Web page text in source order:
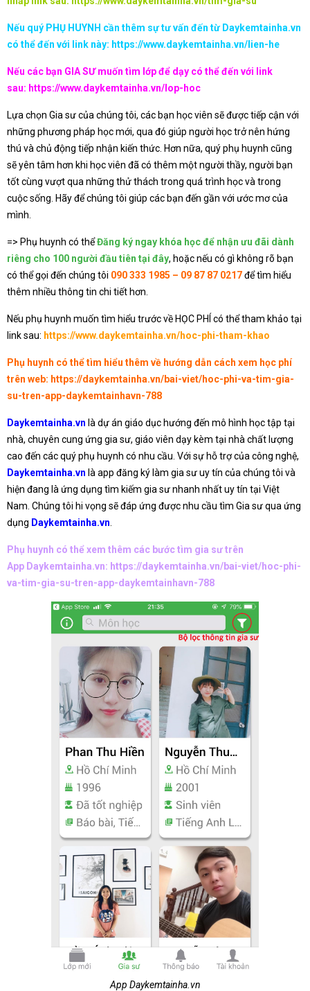
Nếu quý PHỤ HUYNH cần thêm sự tư vấn đến từ Daykemtainha.vn
có thể đến với link này: https://www.daykemtainha.vn/lien-he
Nếu các bạn GIA SƯ muốn tìm lớp để dạy có thể đến với link
sau: https://www.daykemtainha.vn/lop-hoc
Lựa chọn Gia sư của chúng tôi, các bạn học viên sẽ được tiếp cận với
những phương pháp học mới, qua đó giúp người học trở nên hứng
thú và chủ động tiếp nhận kiến thức. Hơn nữa, quý phụ huynh cũng
sẽ yên tâm hơn khi học viên đã có thêm một người thầy, người bạn
tốt cùng vượt qua những thử thách trong quá trình học và trong
cuộc sống. Hãy để chúng tôi giúp các bạn đến gần với ước mơ của
mình.
=> Phụ huynh có thểĐăng ký ngay khóa học để nhận ưu đãi dành
riêng cho 100 người đầu tiên tại đây, hoặc nếu có gì không rõ bạn
có thể gọi đến chúng tôi 090 333 1985 – 09 87 87 0217để tìm hiểu
thêm nhiều thông tin chi tiết hơn.
Nếu phụ huynh muốn tìm hiểu trước về HỌC PHÍ có thể tham khảo tại
link sau: https://www.daykemtainha.vn/hoc-phi-tham-khao
Phụ huynh có thể tìm hiểu thêm về hướng dẫn cách xem học phí
trên web: https://daykemtainha.vn/bai-viet/hoc-phi-va-tim-gia-
su-tren-app-daykemtainhavn-788
Daykemtainha.vn là dự án giáo dục hướng đến mô hình học tập tại
nhà, chuyên cung ứng gia sư, giáo viên dạy kèm tại nhà chất lượng
cao đến các quý phụ huynh có nhu cầu. Với sự hỗ trợ của công nghệ,
Daykemtainha.vn là app đăng ký làm gia sư uy tín của chúng tôi và
hiện đang là ứng dụng tìm kiếm gia sư nhanh nhất uy tín tại Việt
Nam. Chúng tôi hi vọng sẽ đáp ứng được nhu cầu tìm Gia sư qua ứng
dụng Daykemtainha.vn.
Phụ huynh có thể xem thêm các bước tìm gia sư trên
App Daykemtainha.vn: https://daykemtainha.vn/bai-viet/hoc-phi-
va-tim-gia-su-tren-app-daykemtainhavn-788
App Daykemtainha.vn